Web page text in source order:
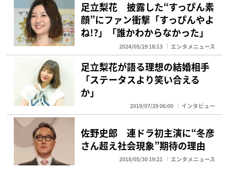
足立梨花 披露した“すっぴん素
顔”にファン衝撃「すっぴんやよ
ね!?」「誰かわからなかった」
2024/05/29 18:13 エンタメニュース
足立梨花が語る理想の結婚相手
「ステータスより笑い合える
か」
2019/07/29 06:00 インタビュー
佐野史郎 連ドラ初主演に“冬彦
さん超え社会現象”期待の理由
2018/05/30 19:21 エンタメニュース